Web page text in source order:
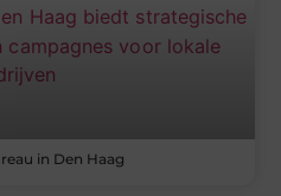
in Den Haag